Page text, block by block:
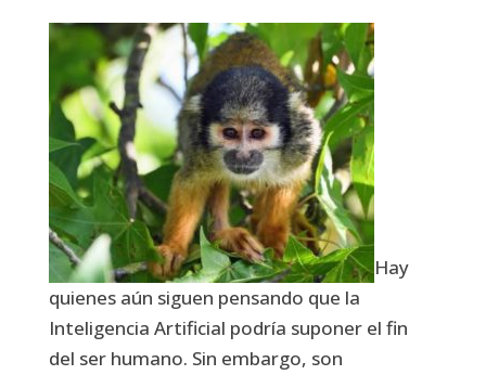
Hay
quienes aún siguen pensando que la
Inteligencia Artificial podría suponer el fin
del ser humano. Sin embargo, son